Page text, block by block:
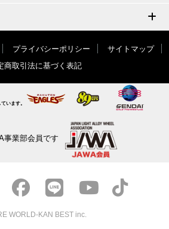
プライバシーポリシー
サイトマップ
商取引法に基づく表記
います。
事業部会員です
WORLD-KAN BEST inc.